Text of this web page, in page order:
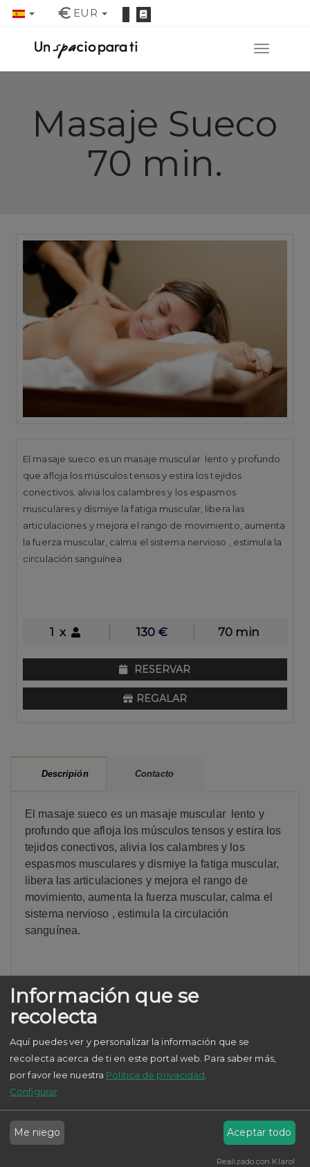
€ EUR
Masaje Sueco
70 min.
El masaje sueco es un masaje muscular lento y profundo
que afloja los músculos tensos y estira los tejidos
conectivos, alivia los calambres y los espasmos
musculares y dismiye la fatiga muscular, libera las
articulaciones y mejora el rango de movimiento, aumenta
la fuerza muscular, calma el sistema nervioso , estimula la
circulación sanguínea.
1 x 130 € 70 min
RESERVAR
REGALAR
El masaje sueco es un masaje muscular lento y
profundo que afloja los músculos tensos y estira los
tejidos conectivos, alivia los calambres y los
espasmos musculares y dismiye la fatiga muscular,
libera las articulaciones y mejora el rango de
movimiento, aumenta la fuerza muscular, calma el
sistema nervioso , estimula la circulación
sanguínea.
Descripión Contacto
Servicios relacionados
Información que se
recolecta
Aquí puedes ver y personalizar la información que se
recolecta acerca de ti en este portal web. Para saber más,
por favor lee nuestra Política de privacidad
Configurar
Me niego Aceptar todo
Realizado con Klaro!